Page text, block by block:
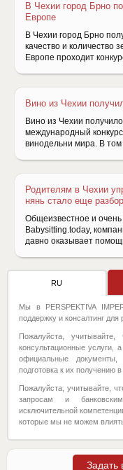
В Чехии город Брно
Европе
В Чехии город Брно
качество и количество
Европе проходит
Вино из Чехии
Вино из Чехии
международный
винодельни мира. В
Родителям в Чехии
нянь стало еще
Общеизвестное и
Babysitting.today,
давно оказывает
RU
Мы в PERSPEKTIVA
поддержку и консалтинг
Пожалуйста,
консультационные
официальные
подготовка к их получению
Пожалуйста, учитывайте,
запросам и
исключительной
которые мы не можем
Задать